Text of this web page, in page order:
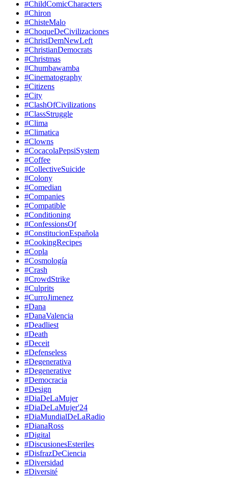
#ChildComicCharacters
#Chiron
#ChisteMalo
#ChoqueDeCivilizaciones
#ChristDemNewLeft
#ChristianDemocrats
#Christmas
#Chumbawamba
#Cinematography
#Citizens
#City
#ClashOfCivilizations
#ClassStruggle
#Clima
#Climatica
#Clowns
#CocacolaPepsiSystem
#Coffee
#CollectiveSuicide
#Colony
#Comedian
#Companies
#Compatible
#Conditioning
#ConfessionsOf
#ConstitucionEspañola
#CookingRecipes
#Copla
#Cosmología
#Crash
#CrowdStrike
#Culprits
#CurroJimenez
#Dana
#DanaValencia
#Deadliest
#Death
#Deceit
#Defenseless
#Degenerativa
#Degenerative
#Democracia
#Design
#DiaDeLaMujer
#DiaDeLaMujer'24
#DiaMundialDeLaRadio
#DianaRoss
#Digital
#DiscusionesEsteriles
#DisfrazDeCiencia
#Diversidad
#Diversité